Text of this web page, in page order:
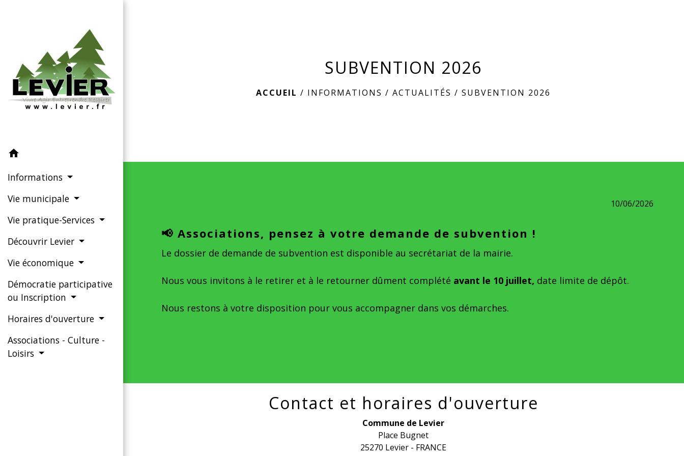
home
Informations
Vie municipale
Vie pratique-Services
Découvrir Levier
Vie économique
Démocratie participative
ou Inscription
Horaires d'ouverture
Associations - Culture -
Loisirs
SUBVENTION 2026
ACCUEIL / INFORMATIONS /ACTUALITÉS /SUBVENTION 2026
10/06/2026
📢 Associations, pensez à votre demande de subvention !
Le dossier de demande de subvention est disponible au secrétariat de la mairie.
Nous vous invitons à le retirer et à le retourner dûment complété avant le 10 juillet, date limite de dépôt.
Nous restons à votre disposition pour vous accompagner dans vos démarches.
Contact et horaires d'ouverture
Commune de Levier
Place Bugnet
25270 Levier - FRANCE